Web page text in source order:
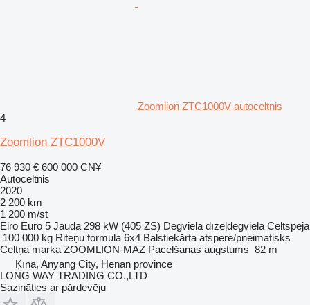
Zoomlion ZTC1000V autoceltnis
4
Zoomlion ZTC1000V
76 930 € 600 000 CN¥
Autoceltnis
2020
2 200 km
1 200 m/st
Eiro Euro 5 Jauda 298 kW (405 ZS) Degviela dīzeļdegviela Celtspēja
100 000 kg Riteņu formula 6x4 Balstiekārta atspere/pneimatisks
Celtņa marka ZOOMLION-MAZ Pacelšanas augstums 82 m
Ķīna, Anyang City, Henan province
LONG WAY TRADING CO.,LTD
Sazināties ar pārdevēju